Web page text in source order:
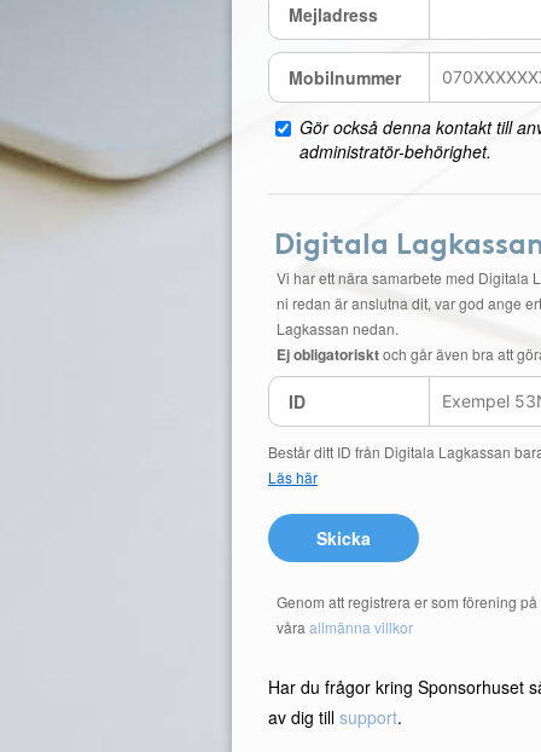
Mejladress
Mobilnummer
Gör också denna kontakt till
administratör-behörighet.
Digitala
Vi har ett nära samarbete med Digitala
ni redan är anslutna dit, var god ange
Lagkassan nedan.
Ej obligatorisktoch går även bra att
ID
Består ditt ID från Digitala Lagkassan
Läs här
Skicka
Genom att registrera er som förening
våra allmänna villkor
Har du frågor kring Sponsorhuset
av dig till support.